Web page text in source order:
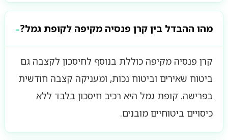
מהו ההבדל בין קרן פנסיה מקיפה לקופת גמל?
קרן פנסיה מקיפה כוללת בנוסף לחיסכון לקצבה גם
ביטוח שאירים וביטוח נכות, ומעניקה קצבה חודשית
בפרישה. קופת גמל היא רכיב חיסכון בלבד ללא
כיסויים ביטוחיים מובנים.